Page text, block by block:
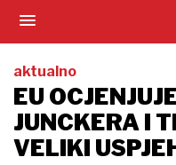
aktualno
EU
JUNCKERA I
VELIKI